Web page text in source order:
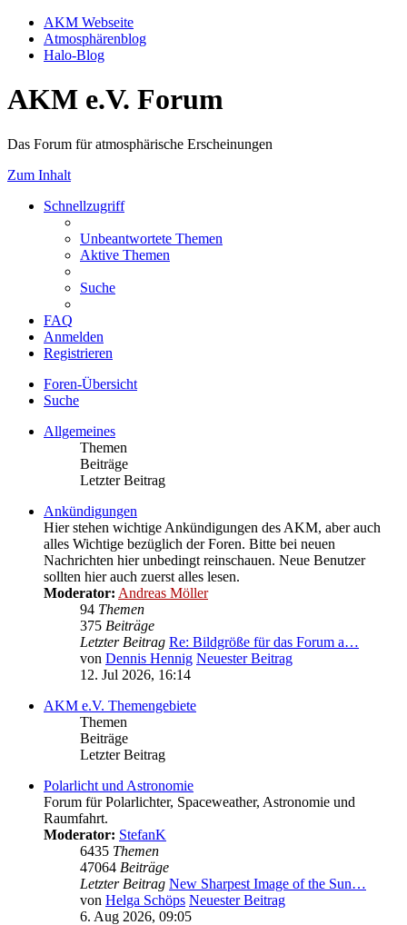
AKM Webseite
Atmosphärenblog
Halo-Blog
AKM e.V. Forum
Das Forum für atmosphärische Erscheinungen
Zum Inhalt
Schnellzugriff
Unbeantwortete Themen
Aktive Themen
Suche
FAQ
Anmelden
Registrieren
Foren-Übersicht
Suche
Allgemeines
Themen
Beiträge
Letzter Beitrag
Ankündigungen
Hier stehen wichtige Ankündigungen des AKM, aber auch
alles Wichtige bezüglich der Foren. Bitte bei neuen
Nachrichten hier unbedingt reinschauen. Neue Benutzer
sollten hier auch zuerst alles lesen.
Moderator: Andreas Möller
94 Themen
375 Beiträge
Letzter Beitrag Re: Bildgröße für das Forum a…
von Dennis Hennig Neuester Beitrag
12. Jul 2026, 16:14
AKM e.V. Themengebiete
Themen
Beiträge
Letzter Beitrag
Polarlicht und Astronomie
Forum für Polarlichter, Spaceweather, Astronomie und
Raumfahrt.
Moderator: StefanK
6435 Themen
47064 Beiträge
Letzter Beitrag New Sharpest Image of the Sun…
von Helga Schöps Neuester Beitrag
6. Aug 2026, 09:05